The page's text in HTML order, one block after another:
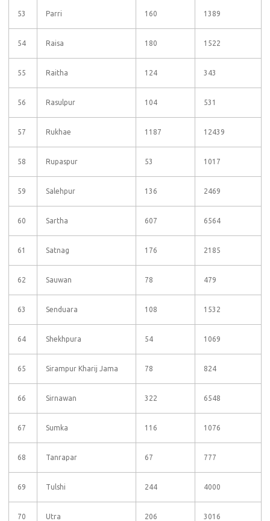
53 Parri 160 1389
54 Raisa 180 1522
55 Raitha 124 343
56 Rasulpur 104 531
57 Rukhae 1187 12439
58 Rupaspur 53 1017
59 Salehpur 136 2469
60 Sartha 607 6564
61 Satnag 176 2185
62 Sauwan 78 479
63 Senduara 108 1532
64 Shekhpura 54 1069
65 Sirampur Kharij Jama 78 824
66 Sirnawan 322 6548
67 Sumka 116 1076
68 Tanrapar 67 777
69 Tulshi 244 4000
70 Utra 206 3016